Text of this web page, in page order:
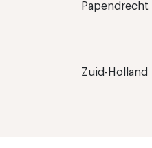
Papendrecht
Zuid-Holland